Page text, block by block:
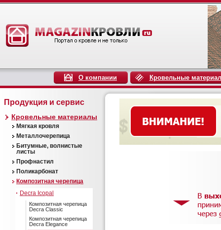
О компании Кровельные
Продукция и сервис
Кровельные материалы
Мягкая кровля
Металлочерепица
Битумные, волнистые
листы
Профнастил
Поликарбонат
Композитная черепица
Decra Icopal
Композитная черепица
Decra Classic
Композитная черепица
Decra Elegance